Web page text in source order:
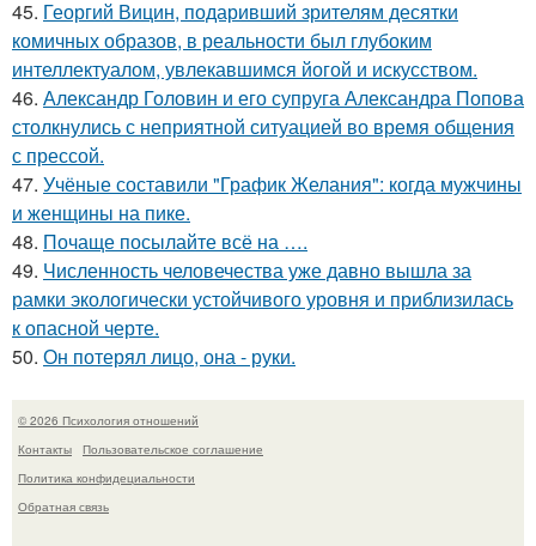
45. Георгий Вицин, подаривший зрителям десятки
комичных образов, в реальности был глубоким
интеллектуалом, увлекавшимся йогой и искусством.
46. Александр Головин и его супруга Александра Попова
столкнулись с неприятной ситуацией во время общения
с прессой.
47. Учёные составили "График Желания": когда мужчины
и женщины на пике.
48. Почаще посылайте всё на ….
49. Численность человечества уже давно вышла за
рамки экологически устойчивого уровня и приблизилась
к опасной черте.
50. Он потерял лицо, она - руки.
© 2026 Психология отношений
Контакты
Пользовательское соглашение
Политика конфидециальности
Обратная связь